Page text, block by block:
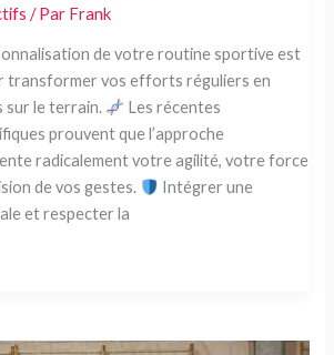
/ Par Frank
de votre routine sportive est
transformer vos efforts réguliers en
sur le terrain.
Les récentes
prouvent que l’approche
radicalement votre agilité, votre force
de vos gestes.
Intégrer une
et respecter la